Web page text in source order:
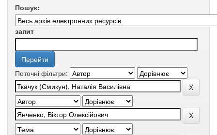
Пошук:
запит
Поточні фільтри: